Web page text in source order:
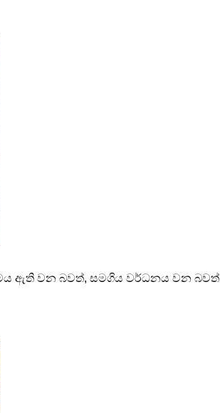
ඇති වන බවත්, සමගිය වර්ධනය වන බවත්